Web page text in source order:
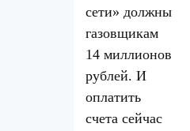
сети» должны
газовщикам
14 миллионов
рублей. И
оплатить
счета сейчас